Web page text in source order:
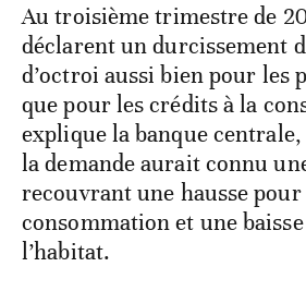
Au troisième trimestre de
déclarent un durcissement
d’octroi aussi bien pour les
que pour les crédits à la
explique la banque
la demande aurait connu
recouvrant une hausse
consommation et une
l’habitat.